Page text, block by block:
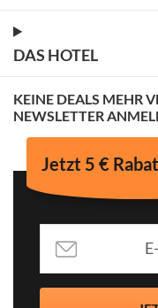
DAS HOTEL
KEINE DEALS MEHR
NEWSLETTER
Jetzt 5 €